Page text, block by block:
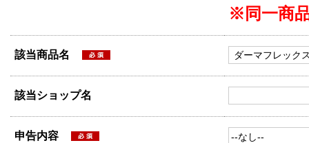
※同一商
該当商品名
該当ショップ名
申告内容